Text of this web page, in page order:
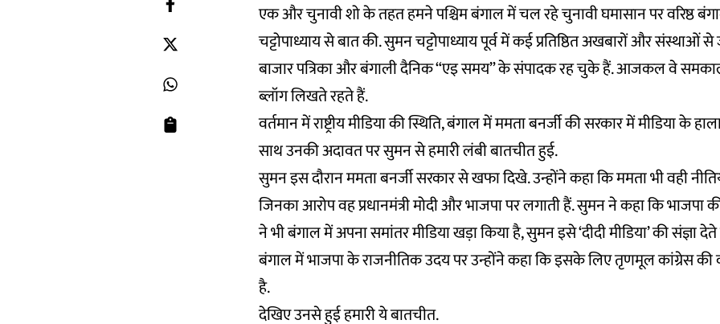
एक और चुनावी शो के तहत हमने पश्चिम बंगाल में चल रहे चुनावी घमासान पर वरिष्ठ
चट्टोपाध्याय से बात की. सुमन चट्टोपाध्याय पूर्व में कई प्रतिष्ठित अखबारों और
बाजार पत्रिका और बंगाली दैनिक “एइ समय” के संपादक रह चुके हैं. आजकल वे
ब्लॉग लिखते रहते हैं.
वर्तमान में राष्ट्रीय मीडिया की स्थिति, बंगाल में ममता बनर्जी की सरकार में मीडिया के
साथ उनकी अदावत पर सुमन से हमारी लंबी बातचीत हुई.
सुमन इस दौरान ममता बनर्जी सरकार से खफा दिखे. उन्होंने कहा कि ममता भी वही
जिनका आरोप वह प्रधानमंत्री मोदी और भाजपा पर लगाती हैं. सुमन ने कहा कि भाजपा
ने भी बंगाल में अपना समांतर मीडिया खड़ा किया है, सुमन इसे ‘दीदी मीडिया’ की संज्ञा
बंगाल में भाजपा के राजनीतिक उदय पर उन्होंने कहा कि इसके लिए तृणमूल कांग्रेस की
है.
देखिए उनसे हुई हमारी ये बातचीत.